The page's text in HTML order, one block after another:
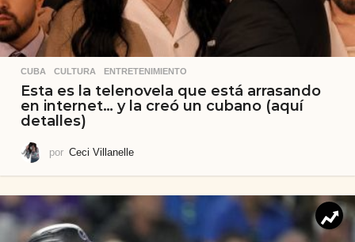
CUBA ,CULTURA ,ENTRETENIMIENTO
Esta es la telenovela que está arrasando
en internet… y la creó un cubano (aquí
detalles)
por Ceci Villanelle